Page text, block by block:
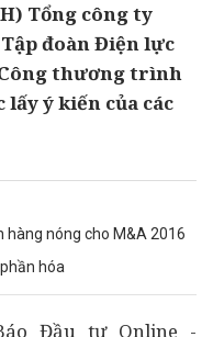
Tổng công ty
đoàn Điện lực
Công thương trình
ý kiến của các
hàng nóng cho M&A 2016
hóa
Đầu tư Online -